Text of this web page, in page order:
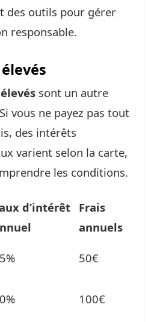
des outils pour gérer
responsable.
sont un autre
vous ne payez pas tout
des intérêts
varient selon la carte,
les conditions.
d’intérêt Frais
annuels
50€
100€